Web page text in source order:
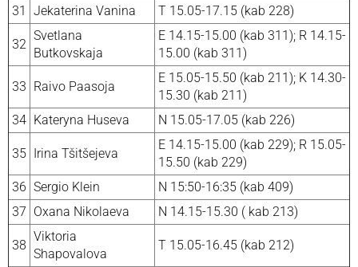
31
Jekaterina Vanina T 15.05-17.15 (kab 228)
32
Svetlana
Butkovskaja
E 14.15-15.00 (kab 311); R 14.15-
15.00 (kab 311)
33 Raivo Paasoja
E 15.05-15.50 (kab 211); K 14.30-
15.30 (kab 211)
34 Kateryna Huseva N 15.05-17.05 (kab 226)
35 Irina Tšitšejeva
E 14.15-15.00 (kab 229); R 15.05-
15.50 (kab 229)
36 Sergio Klein
N 15:50-16:35 (kab 409)
37 Oxana Nikolaeva N 14.15-15.30 ( kab 213)
38
Viktoria
Shapovalova
T 15.05-16.45 (kab 212)